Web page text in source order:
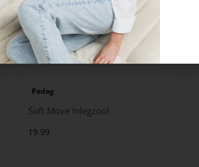
Pedag
Soft Move Inlegzool
19.99